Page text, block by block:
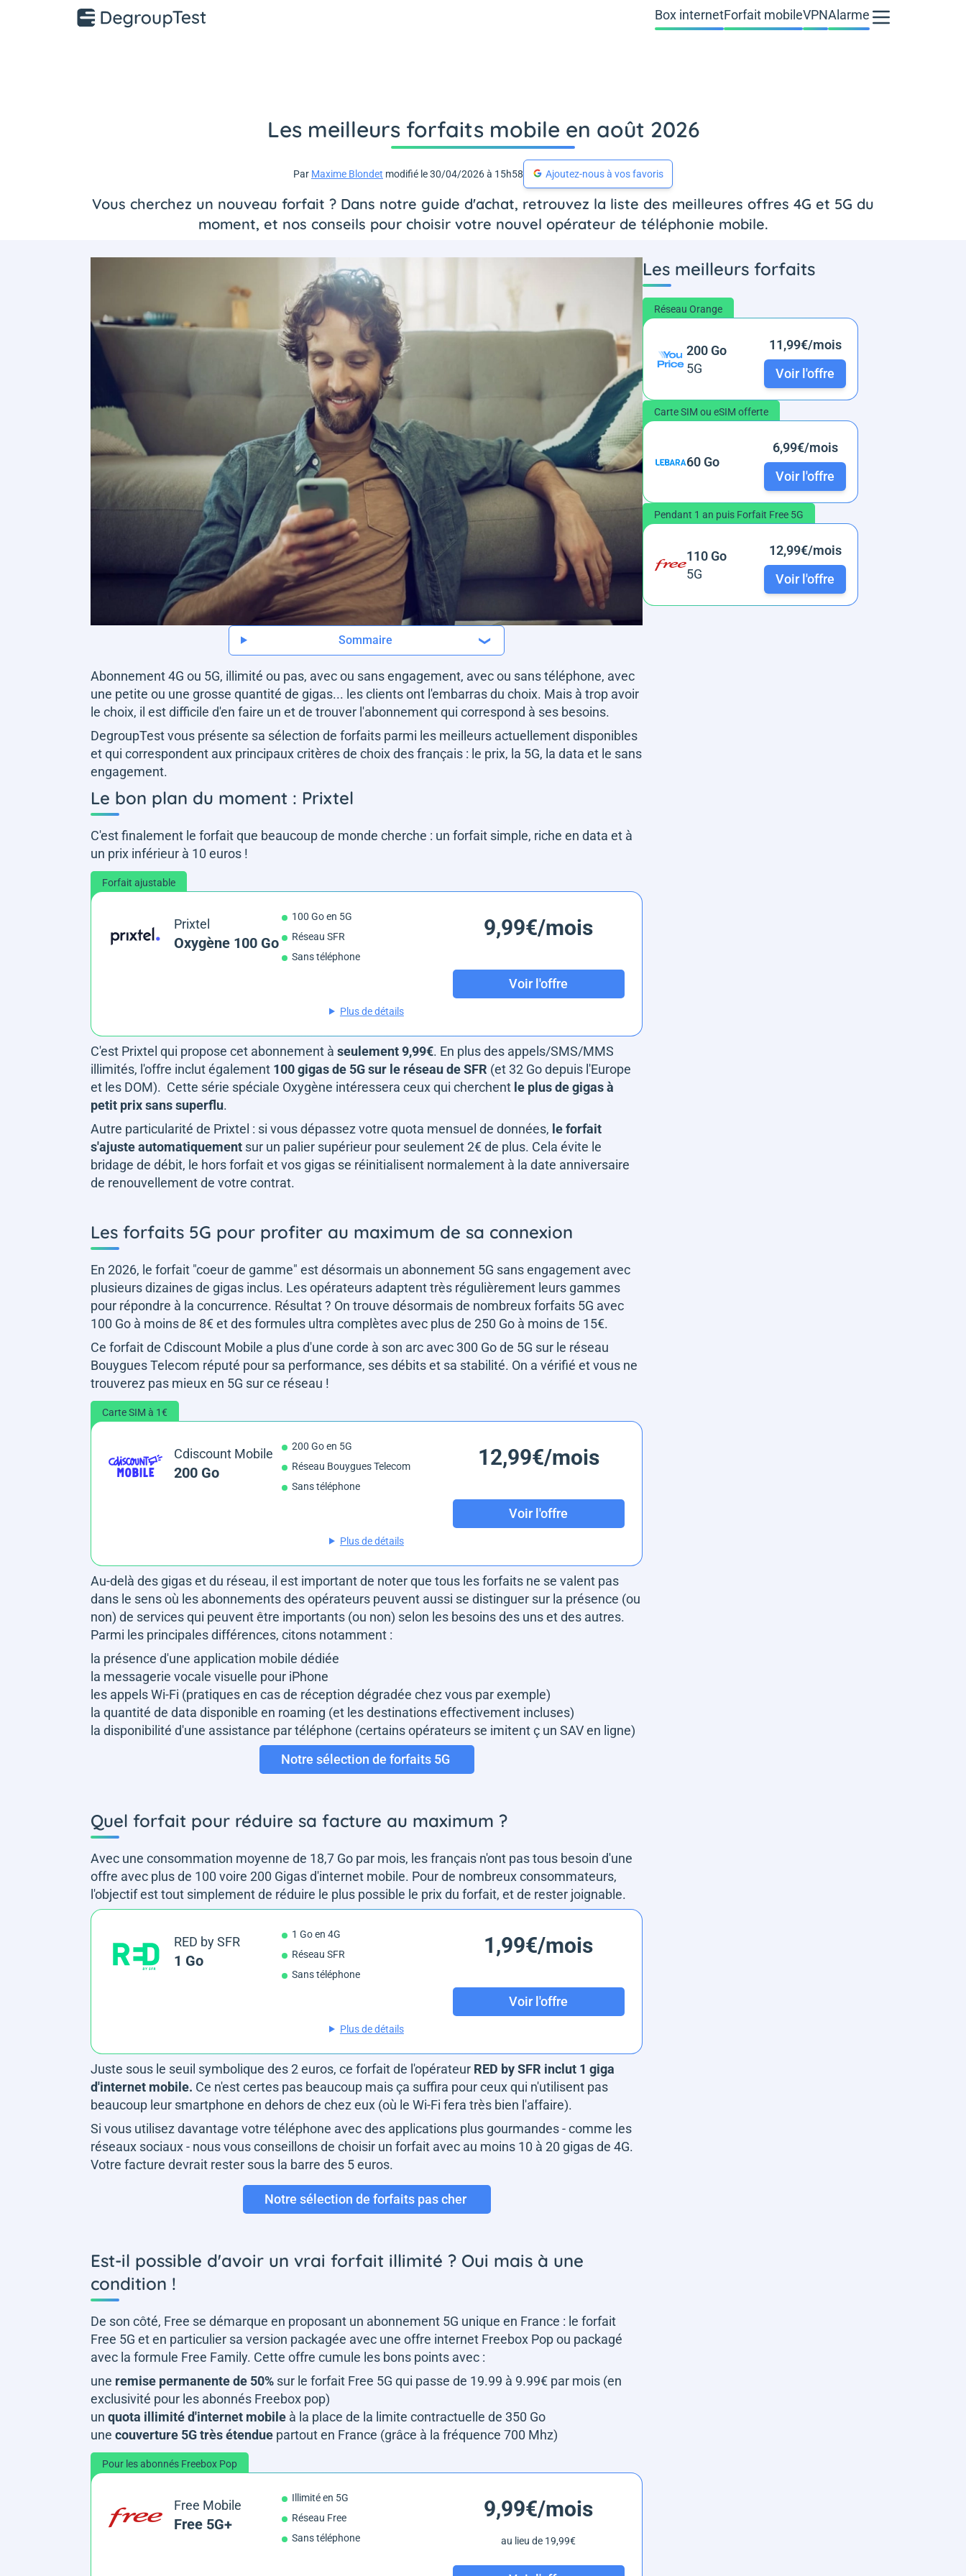
Box internetForfait mobileVPNAlarme
Les meilleurs forfaits mobile en août 2026
Par Maxime Blondet modifié le 30/04/2026 à 15h58 Ajoutez-nous à vos favoris
Vous cherchez un nouveau forfait ? Dans notre guide d'achat, retrouvez la liste des meilleures offres 4G et 5G du
moment, et nos conseils pour choisir votre nouvel opérateur de téléphonie mobile.
Sommaire
Abonnement 4G ou 5G, illimité ou pas, avec ou sans engagement, avec ou sans téléphone, avec
une petite ou une grosse quantité de gigas... les clients ont l'embarras du choix. Mais à trop avoir
le choix, il est difficile d'en faire un et de trouver l'abonnement qui correspond à ses besoins.
DegroupTest vous présente sa sélection de forfaits parmi les meilleurs actuellement disponibles
et qui correspondent aux principaux critères de choix des français : le prix, la 5G, la data et le sans
engagement.
Le bon plan du moment : Prixtel
C'est finalement le forfait que beaucoup de monde cherche : un forfait simple, riche en data et à
un prix inférieur à 10 euros !
Forfait ajustable
Prixtel
Oxygène 100 Go
100 Go en 5G
Réseau SFR
Sans téléphone
9,99€/mois
Voir l'offre
Plus de détails
C'est Prixtel qui propose cet abonnement à seulement 9,99€. En plus des appels/SMS/MMS
illimités, l'offre inclut également 100 gigas de 5G sur le réseau de SFR (et 32 Go depuis l'Europe
et les DOM). Cette série spéciale Oxygène intéressera ceux qui cherchent le plus de gigas à
petit prix sans superflu.
Autre particularité de Prixtel : si vous dépassez votre quota mensuel de données, le forfait
s'ajuste automatiquement sur un palier supérieur pour seulement 2€ de plus. Cela évite le
bridage de débit, le hors forfait et vos gigas se réinitialisent normalement à la date anniversaire
de renouvellement de votre contrat.
Les forfaits 5G pour profiter au maximum de sa connexion
En 2026, le forfait "coeur de gamme" est désormais un abonnement 5G sans engagement avec
plusieurs dizaines de gigas inclus. Les opérateurs adaptent très régulièrement leurs gammes
pour répondre à la concurrence. Résultat ? On trouve désormais de nombreux forfaits 5G avec
100 Go à moins de 8€ et des formules ultra complètes avec plus de 250 Go à moins de 15€.
Ce forfait de Cdiscount Mobile a plus d'une corde à son arc avec 300 Go de 5G sur le réseau
Bouygues Telecom réputé pour sa performance, ses débits et sa stabilité. On a vérifié et vous ne
trouverez pas mieux en 5G sur ce réseau !
Carte SIM à 1€
Cdiscount Mobile
200 Go
200 Go en 5G
Réseau Bouygues Telecom
Sans téléphone
12,99€/mois
Voir l'offre
Plus de détails
Au-delà des gigas et du réseau, il est important de noter que tous les forfaits ne se valent pas
dans le sens où les abonnements des opérateurs peuvent aussi se distinguer sur la présence (ou
non) de services qui peuvent être importants (ou non) selon les besoins des uns et des autres.
Parmi les principales différences, citons notamment :
la présence d'une application mobile dédiée
la messagerie vocale visuelle pour iPhone
les appels Wi-Fi (pratiques en cas de réception dégradée chez vous par exemple)
la quantité de data disponible en roaming (et les destinations effectivement incluses)
la disponibilité d'une assistance par téléphone (certains opérateurs se imitent ç un SAV en ligne)
Notre sélection de forfaits 5G
Quel forfait pour réduire sa facture au maximum ?
Avec une consommation moyenne de 18,7 Go par mois, les français n'ont pas tous besoin d'une
offre avec plus de 100 voire 200 Gigas d'internet mobile. Pour de nombreux consommateurs,
l'objectif est tout simplement de réduire le plus possible le prix du forfait, et de rester joignable.
RED by SFR
1 Go
1 Go en 4G
Réseau SFR
Sans téléphone
1,99€/mois
Voir l'offre
Plus de détails
Juste sous le seuil symbolique des 2 euros, ce forfait de l'opérateur RED by SFR inclut 1 giga
d'internet mobile. Ce n'est certes pas beaucoup mais ça suffira pour ceux qui n'utilisent pas
beaucoup leur smartphone en dehors de chez eux (où le Wi-Fi fera très bien l'affaire).
Si vous utilisez davantage votre téléphone avec des applications plus gourmandes - comme les
réseaux sociaux - nous vous conseillons de choisir un forfait avec au moins 10 à 20 gigas de 4G.
Votre facture devrait rester sous la barre des 5 euros.
Notre sélection de forfaits pas cher
Est-il possible d'avoir un vrai forfait illimité ? Oui mais à une
condition !
De son côté, Free se démarque en proposant un abonnement 5G unique en France : le forfait
Free 5G et en particulier sa version packagée avec une offre internet Freebox Pop ou packagé
avec la formule Free Family. Cette offre cumule les bons points avec :
une remise permanente de 50% sur le forfait Free 5G qui passe de 19.99 à 9.99€ par mois (en
exclusivité pour les abonnés Freebox pop)
un quota illimité d'internet mobile à la place de la limite contractuelle de 350 Go
une couverture 5G très étendue partout en France (grâce à la fréquence 700 Mhz)
Pour les abonnés Freebox Pop
Free Mobile
Free 5G+
Illimité en 5G
Réseau Free
Sans téléphone
9,99€/mois
au lieu de 19,99€
Les meilleurs forfaits
Réseau Orange
200 Go
5G
11,99€/mois
Voir l'offre
Carte SIM ou eSIM offerte
60 Go
6,99€/mois
Voir l'offre
Pendant 1 an puis Forfait Free 5G
110 Go
5G
12,99€/mois
Voir l'offre